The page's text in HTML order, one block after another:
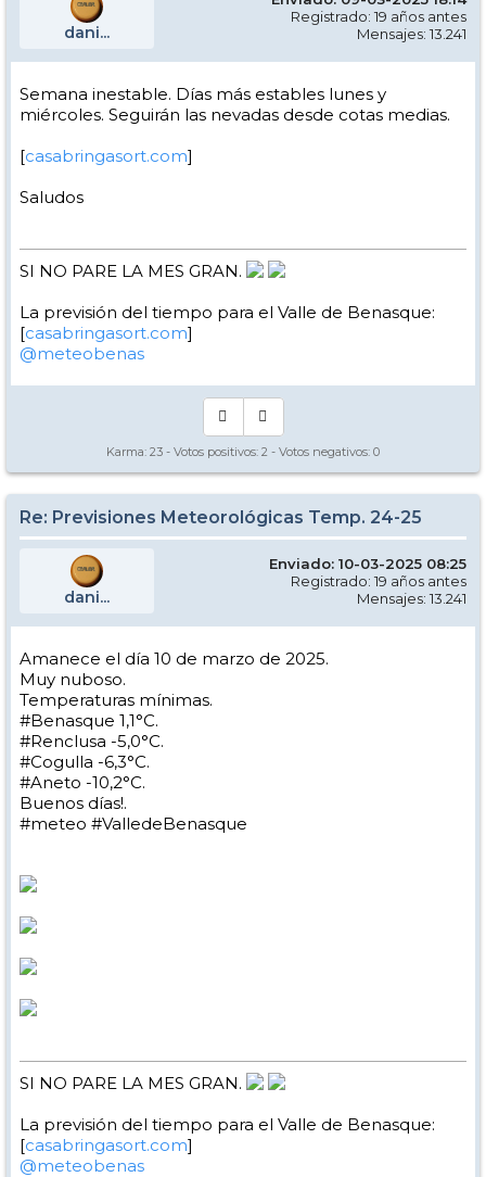
dani...
Registrado: 19 años antes
Mensajes: 13.241
Semana inestable. Días más estables lunes y
miércoles. Seguirán las nevadas desde cotas medias.
[casabringasort.com]
Saludos
SI NO PARE LA MES GRAN.
La previsión del tiempo para el Valle de Benasque:
[casabringasort.com]
@meteobenas
Karma: 23 - Votos positivos: 2 - Votos negativos: 0
Re: Previsiones Meteorológicas Temp. 24-25
dani...
Enviado: 10-03-2025 08:25
Registrado: 19 años antes
Mensajes: 13.241
Amanece el día 10 de marzo de 2025.
Muy nuboso.
Temperaturas mínimas.
#Benasque 1,1°C.
#Renclusa -5,0°C.
#Cogulla -6,3°C.
#Aneto -10,2°C.
Buenos días!.
#meteo #ValledeBenasque
SI NO PARE LA MES GRAN.
La previsión del tiempo para el Valle de Benasque:
[casabringasort.com]
@meteobenas